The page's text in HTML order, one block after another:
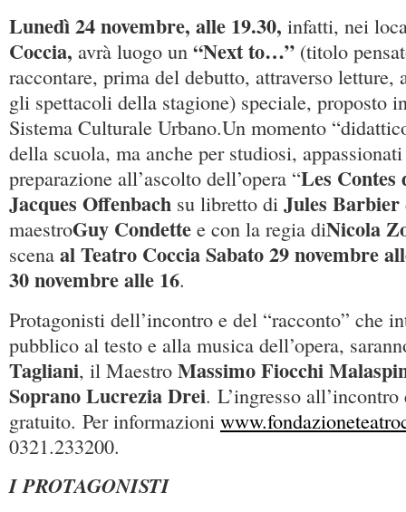
Lunedì 24 novembre, alle 19.30, infatti, nei
Coccia, avrà luogo un “Next to…” (titolo
raccontare, prima del debutto, attraverso letture,
gli spettacoli della stagione) speciale, proposto
Sistema Culturale Urbano.Un momento
della scuola, ma anche per studiosi,
preparazione all’ascolto dell’opera “Les Contes
Jacques Offenbach su libretto di Jules Barbier
maestroGuy Condette e con la regia diNicola
scena al Teatro Coccia Sabato 29 novembre
30 novembre alle 16.
Protagonisti dell’incontro e del “racconto” che
pubblico al testo e alla musica dell’opera,
Tagliani, il Maestro Massimo Fiocchi
SopranoLucrezia Drei. L’ingresso
gratuito. Per informazioni
0321.233200.
I PROTAGONISTI